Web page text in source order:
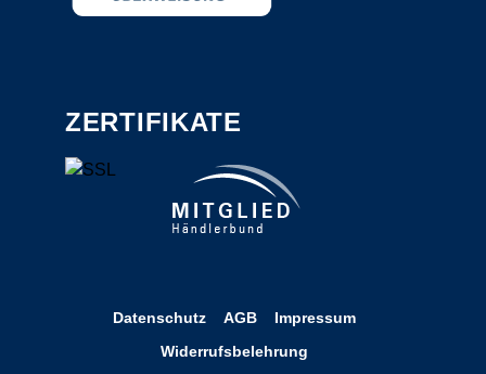
ZERTIFIKATE
Datenschutz AGB
Impressum
Widerrufsbelehrung